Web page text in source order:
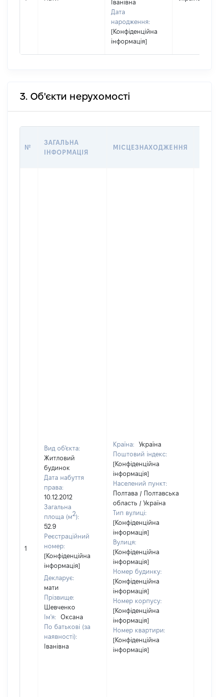
Іванівна
Дата
народження:
[Конфіденційна
інформація]
3. Об'єкти нерухомості
№
ЗАГАЛЬНА
ІНФОРМАЦІЯ
МІСЦЕЗНАХОДЖЕННЯ
1
Вид об'єкта:
Житловий
будинок
Дата набуття
права:
10.12.2012
Загальна
площа (м2):
52.9
Реєстраційний
номер:
[Конфіденційна
інформація]
Декларує:
мати
Прізвище:
Шевченко
Ім'я:
Оксана
По батькові (за
наявності):
Іванівна
Країна:
Україна
Поштовий індекс:
[Конфіденційна
інформація]
Населений пункт:
Полтава / Полтавська
область / Україна
Тип вулиці:
[Конфіденційна
інформація]
Вулиця:
[Конфіденційна
інформація]
Номер будинку:
[Конфіденційна
інформація]
Номер корпусу:
[Конфіденційна
інформація]
Номер квартири:
[Конфіденційна
інформація]